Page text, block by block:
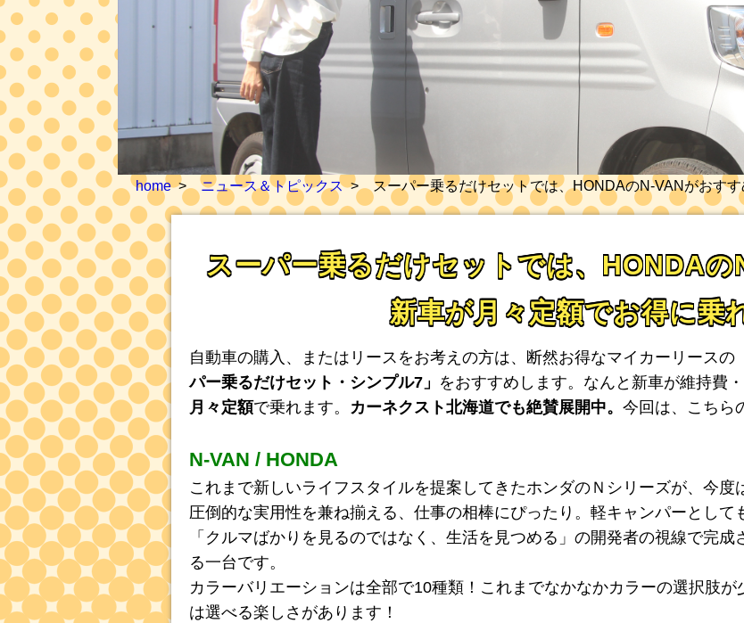
home ニュース＆トピックス スーパー乗るだけセットでは、HONDAのN-VANがおす
スーパー乗るだけセットでは、HONDAの
新車が月々定額でお得に乗
自動車の購入、またはリースをお考えの方は、断然お得なマイカーリースの
パー乗るだけセット・シンプル7」 をおすすめします。なんと新車が維持費
月々定額で乗れます。 カーネクスト北海道でも絶賛展開中。 今回は、こちら
N-VAN / HONDA
これまで新しいライフスタイルを提案してきたホンダのＮシリーズが、今度
圧倒的な実用性を兼ね揃える、仕事の相棒にぴったり。軽キャンパーとして
「クルマばかりを見るのではなく、生活を見つめる」の開発者の視線で完
る一台です。
カラーバリエーションは全部で10種類！これまでなかなかカラーの選択肢
は選べる楽しさがあります！